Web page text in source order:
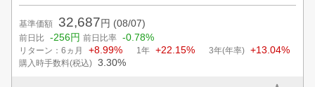
基準価額 32,687 円 (08/07)
前日比 -256円 前日比率 -0.78%
リターン：6ヵ月 +8.99% 1年 +22.15% 3年(年率) +13.04%
購入時手数料(税込) 3.30%